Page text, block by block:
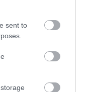
sent to
των 500 εκατ.